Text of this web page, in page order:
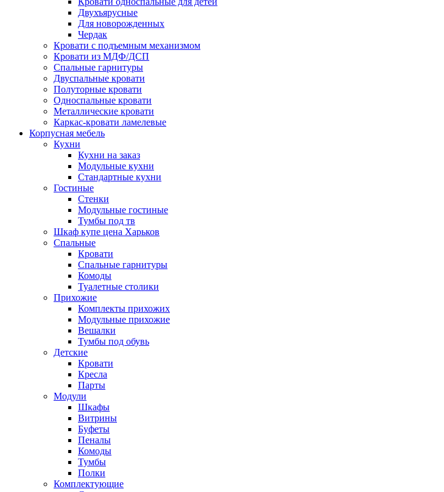
Двухъярусные
Для новорожденных
Чердак
Кровати с подъемным механизмом
Кровати из МДФ/ДСП
Спальные гарнитуры
Двуспальные кровати
Полуторные кровати
Односпальные кровати
Металлические кровати
Каркас-кровати ламелевые
Корпусная мебель
Кухни
Кухни на заказ
Модульные кухни
Стандартные кухни
Гостиные
Стенки
Модульные гостиные
Тумбы под тв
Шкаф купе цена Харьков
Спальные
Кровати
Спальные гарнитуры
Комоды
Туалетные столики
Прихожие
Комплекты прихожих
Модульные прихожие
Вешалки
Тумбы под обувь
Детские
Кровати
Кресла
Парты
Модули
Шкафы
Витрины
Буфеты
Пеналы
Комоды
Тумбы
Полки
Комплектующие